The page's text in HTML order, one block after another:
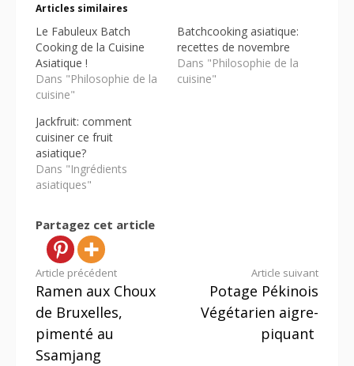
Articles similaires
Le Fabuleux Batch
Cooking de la Cuisine
Asiatique !
Dans "Philosophie de la
cuisine"
Batchcooking asiatique:
recettes de novembre
Dans "Philosophie de la
cuisine"
Jackfruit: comment
cuisiner ce fruit
asiatique?
Dans "Ingrédients
asiatiques"
Partagez cet article
Lire
la
suite
Article précédent
Ramen aux Choux
de Bruxelles,
pimenté au
Ssamjang
Article suivant
Potage Pékinois
Végétarien aigre-
piquant